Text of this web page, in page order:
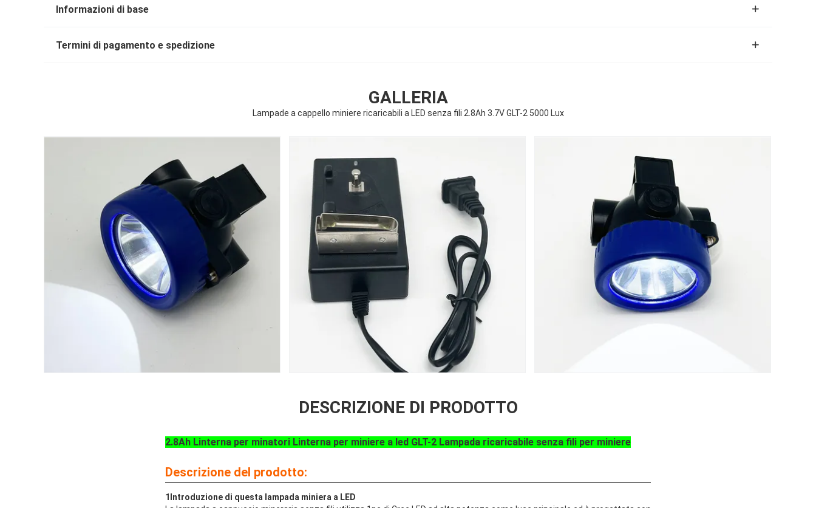
Informazioni di base
Termini di pagamento e spedizione
GALLERIA
Lampade a cappello miniere ricaricabili a LED senza fili 2.8Ah 3.7V GLT-2 5000 Lux
DESCRIZIONE DI PRODOTTO
2.8Ah Linterna per minatori Linterna per miniere a led GLT-2 Lampada ricaricabile senza fili per miniere
Descrizione del prodotto:
1Introduzione di questa lampada miniera a LED